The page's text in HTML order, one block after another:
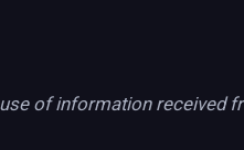
of information received